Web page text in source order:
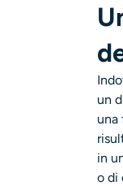
un
una
in
o di